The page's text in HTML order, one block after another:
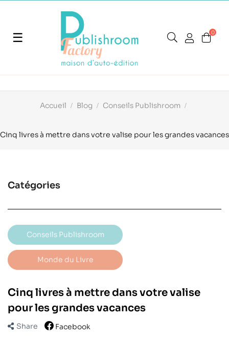
Basculer
navigation
☰ 0
Accueil Blog Conseils Publishroom
Cinq livres à mettre dans votre valise pour les grandes vacances
Catégories
Conseils Publishroom
Monde du Livre
Cinq livres à mettre dans votre valise
pour les grandes vacances
Share Facebook